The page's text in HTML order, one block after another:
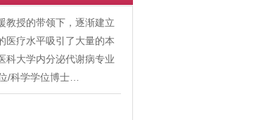
教授的带领下，逐渐建立
医疗水平吸引了大量的本
科大学内分泌代谢病专业
/科学学位博士…